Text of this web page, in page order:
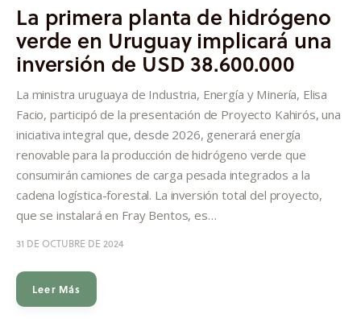
La primera planta de hidrógeno
verde en Uruguay implicará una
inversión de USD 38.600.000
La ministra uruguaya de Industria, Energía y Minería, Elisa
Facio, participó de la presentación de Proyecto Kahirós, una
iniciativa integral que, desde 2026, generará energía
renovable para la producción de hidrógeno verde que
consumirán camiones de carga pesada integrados a la
cadena logística-forestal. La inversión total del proyecto,
que se instalará en Fray Bentos, es…
31 DE OCTUBRE DE 2024
Leer Más